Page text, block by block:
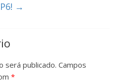
→
será publicado. Campos
*